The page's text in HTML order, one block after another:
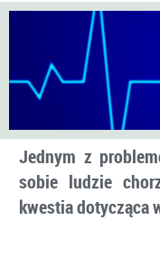
Jednym z
sobie ludzie
kwestia dotycząca